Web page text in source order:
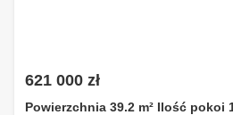
621 000 zł
Powierzchnia 39.2 m² Ilość pokoi